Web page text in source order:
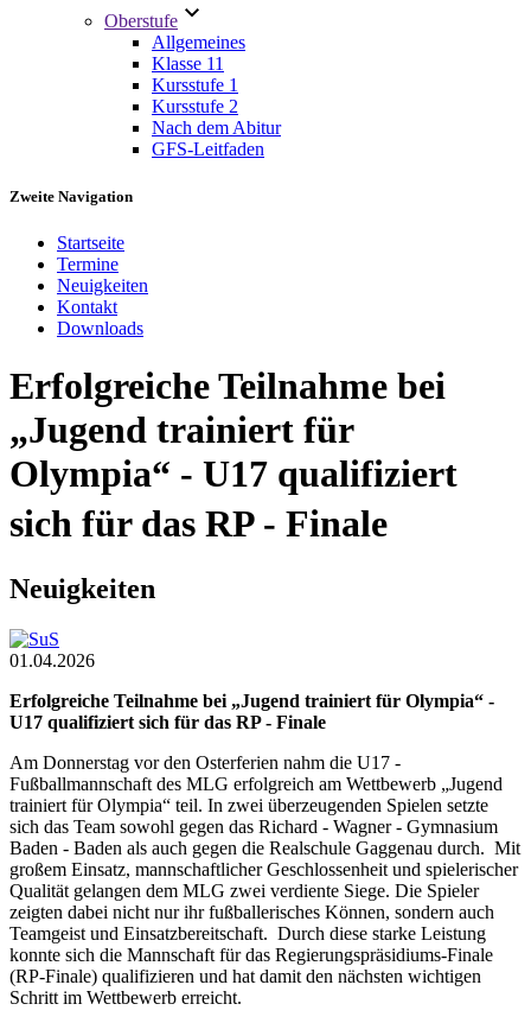
Oberstufe
Allgemeines
Klasse 11
Kursstufe 1
Kursstufe 2
Nach dem Abitur
GFS-Leitfaden
Zweite Navigation
Startseite
Termine
Neuigkeiten
Kontakt
Downloads
Erfolgreiche Teilnahme bei
„Jugend trainiert für
Olympia“ - U17 qualifiziert
sich für das RP - Finale
Neuigkeiten
01.04.2026
Erfolgreiche Teilnahme bei „Jugend trainiert für Olympia“ -
U17 qualifiziert sich für das RP - Finale
Am Donnerstag vor den Osterferien nahm die U17 -
Fußballmannschaft des MLG erfolgreich am Wettbewerb „Jugend
trainiert für Olympia“ teil. In zwei überzeugenden Spielen setzte
sich das Team sowohl gegen das Richard - Wagner - Gymnasium
Baden - Baden als auch gegen die Realschule Gaggenau durch. Mit
großem Einsatz, mannschaftlicher Geschlossenheit und spielerischer
Qualität gelangen dem MLG zwei verdiente Siege. Die Spieler
zeigten dabei nicht nur ihr fußballerisches Können, sondern auch
Teamgeist und Einsatzbereitschaft. Durch diese starke Leistung
konnte sich die Mannschaft für das Regierungspräsidiums-Finale
(RP-Finale) qualifizieren und hat damit den nächsten wichtigen
Schritt im Wettbewerb erreicht.